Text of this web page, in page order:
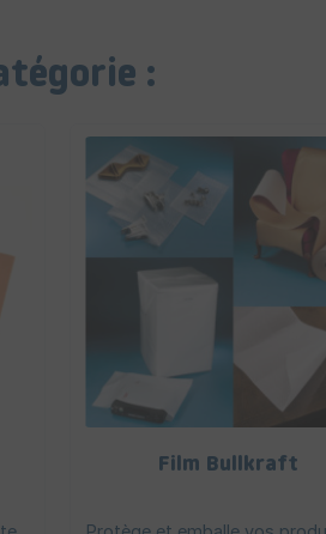
:
Film Bullkraft